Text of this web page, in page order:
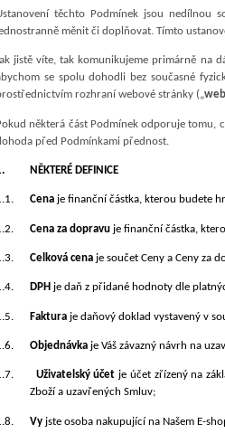
těchto Podmínek jsou nedílnou
měnit či doplňovat. Tímto
jistě víte, tak komunikujeme primárně na
se spolu dohodli bez současné
rozhraní webové stránky („
některá část Podmínek odporuje tomu,
před Podmínkami přednost.
NĚKTERÉ DEFINICE
Cena je finanční částka, kterou budete
Cena za dopravu je finanční částka,
Celková cena je součet Ceny a Ceny za
DPH je daň z přidané hodnoty dle
Faktura je daňový doklad vystavený v
Objednávka je Váš závazný návrh na
Uživatelský účet je účet zřízený na
Zboží a uzavřených Smluv;
Vy jste osoba nakupující na Našem E-